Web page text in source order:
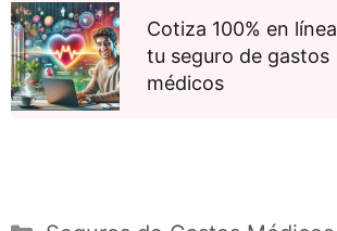
Cotiza 100% en línea
tu seguro de gastos
médicos